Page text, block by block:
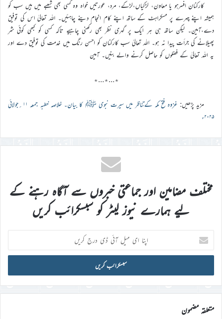
کارکنان افسرہو یا معاون، لڑکیاں،لڑکے، مرد، عورتیں خواہ وہ کسی بھی شعبے میں ہیں سب کو
ہمیشہ اپنے چہرے پر مسکراہٹ کے ساتھ اپنے کام انجام دینے چاہئیں۔ اللہ تعالیٰ اس کی توفیق
دے،آمین۔ لیکن ساتھ ہی ہر ایک پر گہری نظر بھی رکھنی چاہیے تاکہ کسی کو کبھی کوئی شر
پھیلانے کی جرأت پیدا نہ ہو۔ اللہ تعالیٰ سب کارکنان کو احسن رنگ میں خدمت کی توفیق دے اور
یہ اللہ تعالیٰ کے فضلوں کو حاصل کرنے والے بنیں۔ آمین
٭…٭…٭
مزید پڑھیں:
غزوہ فتح مکہ کےتناظر میں سیرت نبوی ﷺ کا بیان۔ خلاصہ خطبہ جمعہ ۱۱؍جولائی
۲۰۲۵ء
مختلف مضامین اور جماعتی خبروں سے آگاہ رہنے کے
لیے ہمارے نیوز لیٹر کو سبسکرائب کریں
اپنا
ای
میل
ڈی
درج
کریں
متعلقہ مضمون